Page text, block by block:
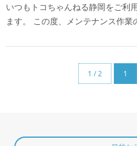
いつもトコちゃんねる静岡をご利
ます。 この度、メンテナンス作業
1 / 2 1